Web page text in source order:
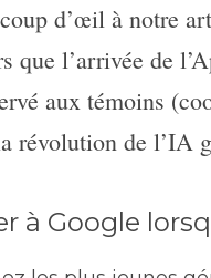
d’œil à notre
que l’arrivée de
aux témoins
révolution de l’IA
Google